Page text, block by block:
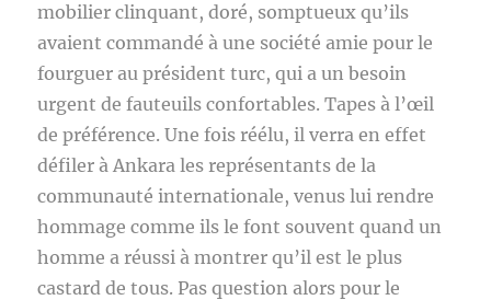
mobilier clinquant, doré, somptueux qu’ils
avaient commandé à une société amie pour le
fourguer au président turc, qui a un besoin
urgent de fauteuils confortables. Tapes à l’œil
de préférence. Une fois réélu, il verra en effet
défiler à Ankara les représentants de la
communauté internationale, venus lui rendre
hommage comme ils le font souvent quand un
homme a réussi à montrer qu’il est le plus
castard de tous. Pas question alors pour le